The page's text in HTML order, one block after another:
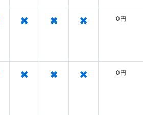
× × × 0円
× × × 0円